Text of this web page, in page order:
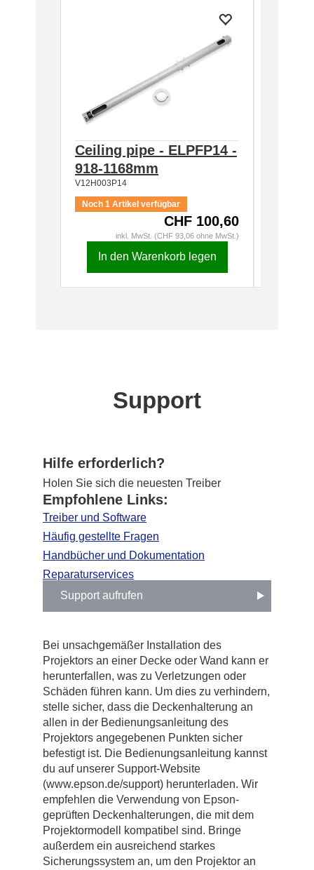
Ceiling pipe - ELPFP14 -
918-1168mm
V12H003P14
Noch 1 Artikel verfügbar
CHF 100,60
inkl. MwSt. (CHF 93,06 ohne MwSt.)
In den Warenkorb legen
Support
Hilfe erforderlich?
Holen Sie sich die neuesten Treiber
Empfohlene Links:
Treiber und Software
Häufig gestellte Fragen
Handbücher und Dokumentation
Reparaturservices
Support aufrufen
Bei unsachgemäßer Installation des
Projektors an einer Decke oder Wand kann er
herunterfallen, was zu Verletzungen oder
Schäden führen kann. Um dies zu verhindern,
stelle sicher, dass die Deckenhalterung an
allen in der Bedienungsanleitung des
Projektors angegebenen Punkten sicher
befestigt ist. Die Bedienungsanleitung kannst
du auf unserer Support-Website
(www.epson.de/support) herunterladen. Wir
empfehlen die Verwendung von Epson-
geprüften Deckenhalterungen, die mit dem
Projektormodell kompatibel sind. Bringe
außerdem ein ausreichend starkes
Sicherungssystem an, um den Projektor an